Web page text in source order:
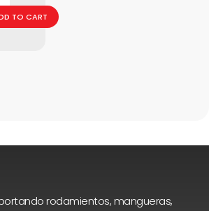
TO CART
rodamientos, mangueras,